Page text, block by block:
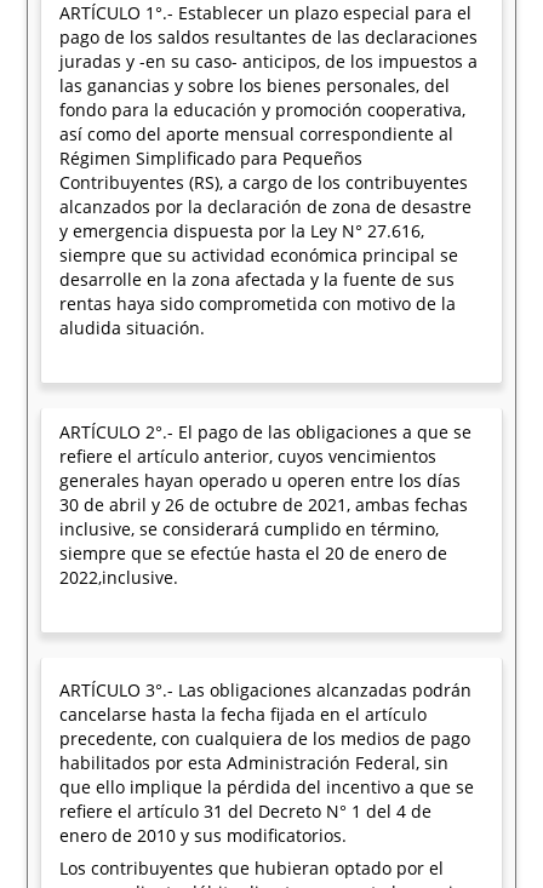
ARTÍCULO 1°.- Establecer un plazo especial para el
pago de los saldos resultantes de las declaraciones
juradas y -en su caso- anticipos, de los impuestos a
las ganancias y sobre los bienes personales, del
fondo para la educación y promoción cooperativa,
así como del aporte mensual correspondiente al
Régimen Simplificado para Pequeños
Contribuyentes (RS), a cargo de los contribuyentes
alcanzados por la declaración de zona de desastre
y emergencia dispuesta por la Ley N° 27.616,
siempre que su actividad económica principal se
desarrolle en la zona afectada y la fuente de sus
rentas haya sido comprometida con motivo de la
aludida situación.
ARTÍCULO 2°.- El pago de las obligaciones a que se
refiere el artículo anterior, cuyos vencimientos
generales hayan operado u operen entre los días
30 de abril y 26 de octubre de 2021, ambas fechas
inclusive, se considerará cumplido en término,
siempre que se efectúe hasta el 20 de enero de
2022,inclusive.
ARTÍCULO 3°.- Las obligaciones alcanzadas podrán
cancelarse hasta la fecha fijada en el artículo
precedente, con cualquiera de los medios de pago
habilitados por esta Administración Federal, sin
que ello implique la pérdida del incentivo a que se
refiere el artículo 31 del Decreto N° 1 del 4 de
enero de 2010 y sus modificatorios.
Los contribuyentes que hubieran optado por el